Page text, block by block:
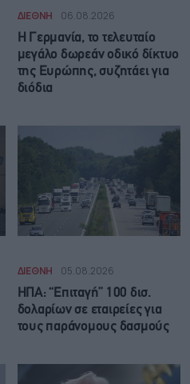
ΔΙΕΘΝΗ 06.08.2026
Η Γερμανία, το τελευταίο
μεγάλο δωρεάν οδικό δίκτυο
της Ευρώπης, συζητάει για
διόδια
ΔΙΕΘΝΗ 05.08.2026
ΗΠΑ: “Επιταγή” 100 δισ.
δολαρίων σε εταιρείες για
τους παράνομους δασμούς